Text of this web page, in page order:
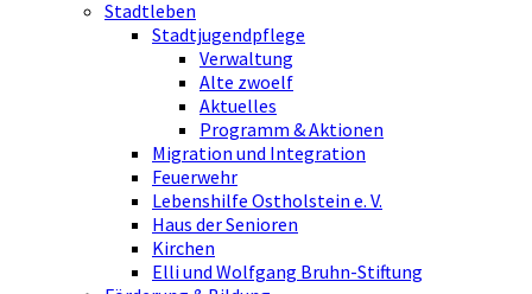
Stadtleben
Stadtjugendpflege
Verwaltung
Alte zwoelf
Aktuelles
Programm & Aktionen
Migration und Integration
Feuerwehr
Lebenshilfe Ostholstein e. V.
Haus der Senioren
Kirchen
Elli und Wolfgang Bruhn-Stiftung